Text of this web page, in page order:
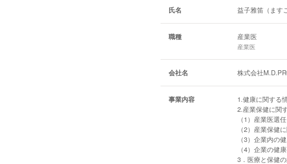
氏名 益子雅笛（ます
職種 産業医
産業医
会社名 株式会社
事業内容
1.健康に関する
2.産業保健に関
（1）産業医選
（2）産業保健
（3）企業内の
（4）企業の健
3．医療と保健